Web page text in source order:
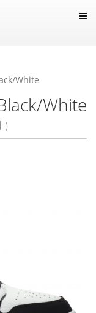
White
White
)